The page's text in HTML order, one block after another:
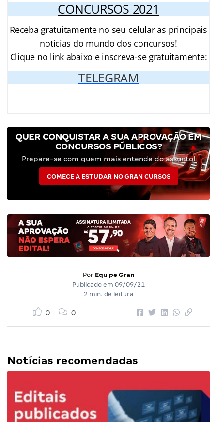
CONCURSOS 2021
Receba gratuitamente no seu celular as principais
notícias do mundo dos concursos!
Clique no link abaixo e inscreva-se gratuitamente:
TELEGRAM
QUER CONQUISTAR A SUA APROVAÇÃO EM
CONCURSOS PÚBLICOS?
Prepare-se com quem mais entende do assunto!
COMECE A ESTUDAR NO GRAN CURSOS
Por Equipe Gran
Publicado em 09/09/21
2 min. de leitura
0 0
Notícias recomendadas